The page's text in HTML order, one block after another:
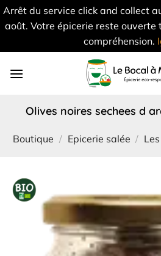
Arrêt du service click and collect
août. Votre épicerie reste
compréhension.
olives noires sechees d
Boutique / Epicerie salée /